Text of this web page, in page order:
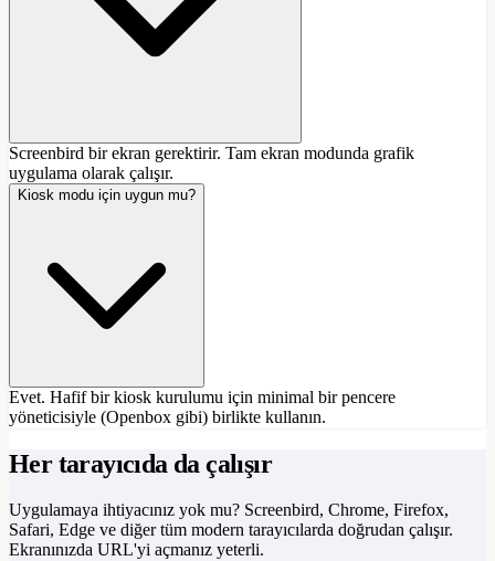
Screenbird bir ekran gerektirir. Tam ekran modunda grafik
uygulama olarak çalışır.
Kiosk modu için uygun mu?
Evet. Hafif bir kiosk kurulumu için minimal bir pencere
yöneticisiyle (Openbox gibi) birlikte kullanın.
Her tarayıcıda da çalışır
Uygulamaya ihtiyacınız yok mu? Screenbird, Chrome, Firefox,
Safari, Edge ve diğer tüm modern tarayıcılarda doğrudan çalışır.
Ekranınızda URL'yi açmanız yeterli.